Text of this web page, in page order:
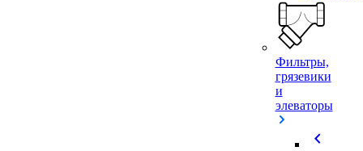
Фильтры,
грязевики
и
элеваторы
chevron_left